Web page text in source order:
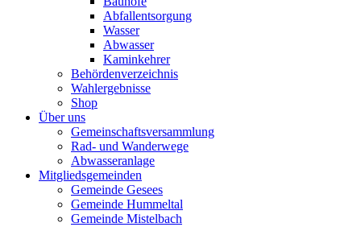
Abfallentsorgung
Wasser
Abwasser
Kaminkehrer
Behördenverzeichnis
Wahlergebnisse
Shop
Über uns
Gemeinschaftsversammlung
Rad- und Wanderwege
Abwasseranlage
Mitgliedsgemeinden
Gemeinde Gesees
Gemeinde Hummeltal
Gemeinde Mistelbach